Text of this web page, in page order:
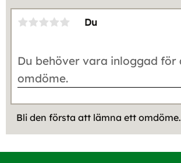
Du
Bli den första att lämna ett omdöme.